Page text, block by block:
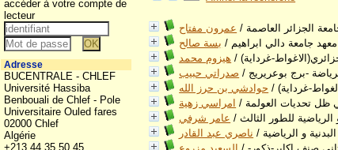
الجزائر العاصمة / عمرون مفتاح
جامعة دالي ابراهيم / بسة صالح
غرداية)/ هيزوم محمد
-برج بوعريريج / صدراتي حبيب
غرداية)/ حوادشي بن حرز الله
ظل تحديات العولمة / امراسي زهية
للطور الثالث/ عامر شرفي
و الرياضية / ناصري عبد القادر
accéder à votre compte de
lecteur
Adresse
BUCENTRALE - CHLEF
Université Hassiba
Benbouali de Chlef - Pole
Universitaire Ouled fares
02000 Chlef
Algérie
+213 44 35 50 45